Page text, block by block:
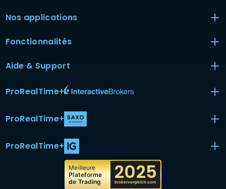
Nos applications
Fonctionnalités
Aide & Support
ProRealTime+
ProRealTime+
ProRealTime+
Meilleure
Plateforme
de Trading
2025
brokervergleich.com